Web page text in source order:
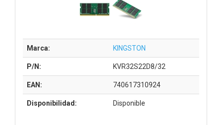
Marca: KINGSTON
P/N: KVR32S22D8/32
EAN: 740617310924
Disponibilidad: Disponible